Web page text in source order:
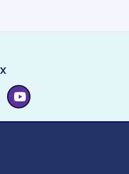
Instagram